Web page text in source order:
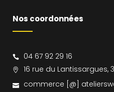
Nos coordonnées
04 67 92 29 16
16 rue du Lantissargues,
commerce [@]